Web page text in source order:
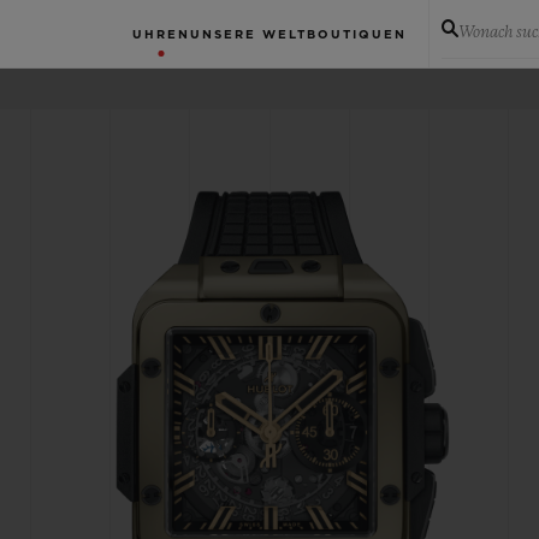
UHREN UNSERE WELT BOUTIQUEN Wonach